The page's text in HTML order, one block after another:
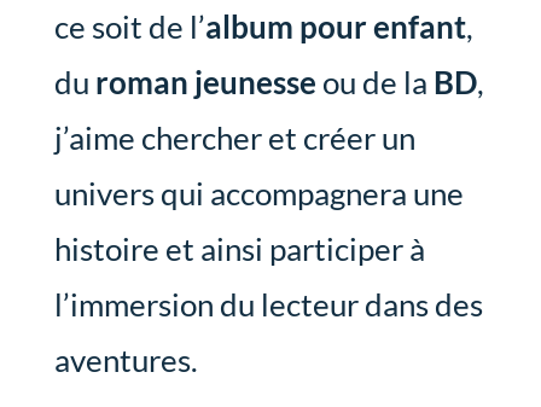
ce soit de l’album pour enfant,
du roman jeunesse ou de la BD,
j’aime chercher et créer un
univers qui accompagnera une
histoire et ainsi participer à
l’immersion du lecteur dans des
aventures.